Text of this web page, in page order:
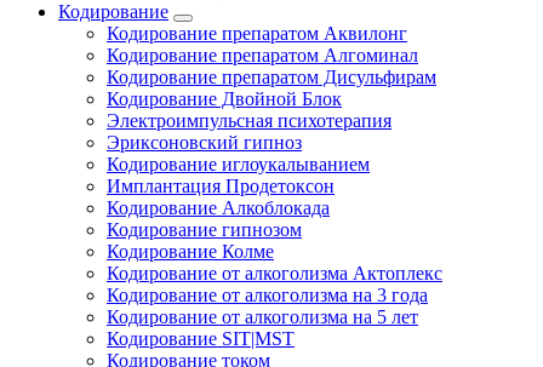
Кодирование
Кодирование препаратом Аквилонг
Кодирование препаратом Алгоминал
Кодирование препаратом Дисульфирам
Кодирование Двойной Блок
Электроимпульсная психотерапия
Эриксоновский гипноз
Кодирование иглоукалыванием
Имплантация Продетоксон
Кодирование Алкоблокада
Кодирование гипнозом
Кодирование Колме
Кодирование от алкоголизма Актоплекс
Кодирование от алкоголизма на 3 года
Кодирование от алкоголизма на 5 лет
Кодирование SIT|MST
Кодирование током